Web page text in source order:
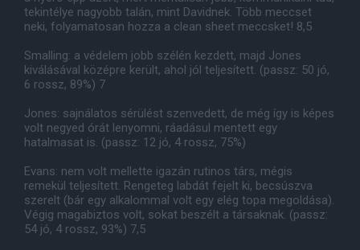
tekintélye nagyobb talán, mint Davidnek. Több meccset
neki, folyamatosan hozza a clean sheet meccsket! 8,5
Smalling: a védelem jobb szélén kezdett, majd Jones
kiválásával középre került, ahol jól teljesített. (passz: 50 jó,
6 rossz, 89%) 7
Jones: sajnálatos sérülést szenvedett, de még így is képes
volt negyed órát lenyomni, ráadásul mentett egy
hatalmasat is. (passz: 12 jó, 4 rossz, 75%)
Evans: nem volt mellette igazán rutinos társ, mégis
remekül teljesített. Rengeteg labdát fejelt ki, becsúszva
szerelt (bár egy alkalommal volt egy elég topa megoldása).
Végig magabiztos volt, sokat beszélt a társaknak. (passz:
54 jó, 4 rossz, 93%) 7,5